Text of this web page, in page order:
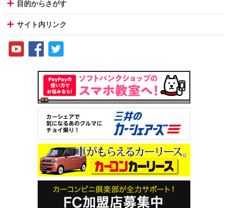
目的からさがす
サイト内リンク